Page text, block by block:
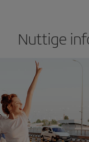
Nuttige